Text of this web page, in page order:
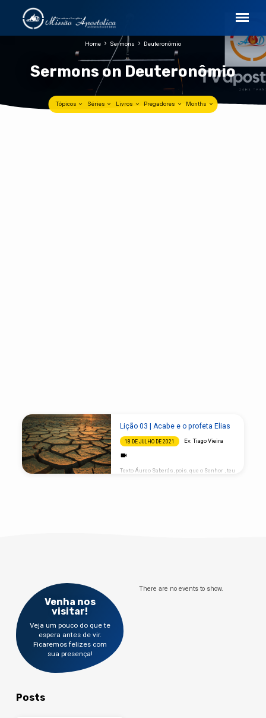
Sermons on Deuteronômio
Home Sermons Deuteronômio
Tópicos Séries Livros Pregadores Months
Sermons
on
Deuteronômio
Lição 03 | Acabe e o profeta Elias
18 DE JULHO DE 2021 Ev. Tiago Vieira
Texto Áureo Saberás, pois, que o Senhor , teu
Venha nos
visitar!
Veja um pouco do que te
espera antes de vir.
Ficaremos felizes com
sua presença!
There are no events to show.
Posts